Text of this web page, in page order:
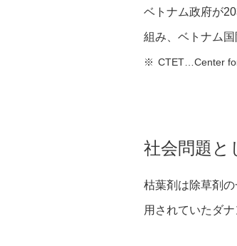
ベトナム政府が
組み、ベトナム国
※ CTET…Center
社会問題と
枯葉剤は除草剤
用されていたダ